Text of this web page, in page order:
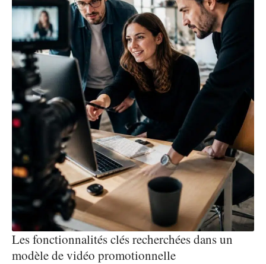
Les fonctionnalités clés recherchées dans un
modèle de vidéo promotionnelle